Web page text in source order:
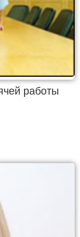
работы